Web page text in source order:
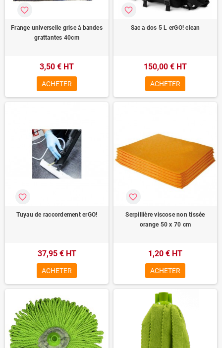
Frange universelle grise à bandes
grattantes 40cm
favorite_border
3,50 € HT
ACHETER
Sac a dos 5 L erGO! clean
favorite_border
150,00 € HT
ACHETER
Tuyau de raccordement erGO!
favorite_border
37,95 € HT
ACHETER
Serpillière viscose non tissée
orange 50 x 70 cm
favorite_border
1,20 € HT
ACHETER